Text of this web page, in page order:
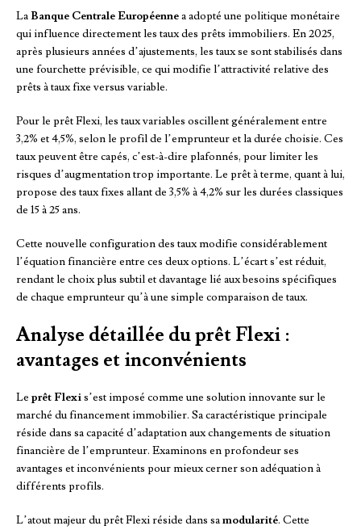
La Banque Centrale Européennea adopté une politique monétaire
qui influence directement les taux des prêts immobiliers. En 2025,
après plusieurs années d’ajustements, les taux se sont stabilisés dans
une fourchette prévisible, ce qui modifie l’attractivité relative des
prêts à taux fixe versus variable.
Pour le prêt Flexi, les taux variables oscillent généralement entre
3,2% et 4,5%, selon le profil de l’emprunteur et la durée choisie. Ces
taux peuvent être capés, c’est-à-dire plafonnés, pour limiter les
risques d’augmentation trop importante. Le prêt à terme, quant à lui,
propose des taux fixes allant de 3,5% à 4,2% sur les durées classiques
de 15 à 25 ans.
Cette nouvelle configuration des taux modifie considérablement
l’équation financière entre ces deux options. L’écart s’est réduit,
rendant le choix plus subtil et davantage lié aux besoins spécifiques
de chaque emprunteur qu’à une simple comparaison de taux.
Analyse détaillée du prêt Flexi :
avantages et inconvénients
Le prêt Flexis’est imposé comme une solution innovante sur le
marché du financement immobilier. Sa caractéristique principale
réside dans sa capacité d’adaptation aux changements de situation
financière de l’emprunteur. Examinons en profondeur ses
avantages et inconvénients pour mieux cerner son adéquation à
différents profils.
L’atout majeur du prêt Flexi réside dans samodularité. Cette